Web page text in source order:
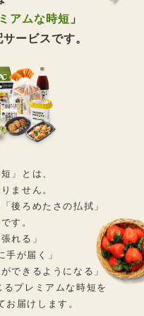
アムな時短 」
ービスです。
」とは、
ません。
後ろめたさの払拭」
す。
れる」
手が届く」
できるようになる」
プレミアムな時短を
お届けします。